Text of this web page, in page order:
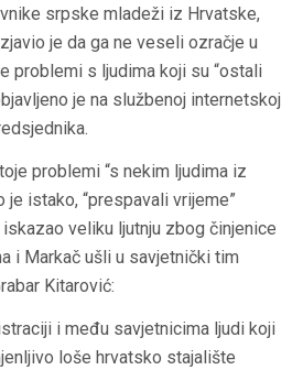
srpske mladeži iz Hrvatske,
je da ga ne veseli ozračje u
problemi s ljudima koji su “ostali
je na službenoj internetskoj
problemi “s nekim ljudima iz
je istako, “prespavali vrijeme”
veliku ljutnju zbog činjenice
i Markač ušli u savjetnički tim
Kitarović:
i među savjetnicima ljudi koji
loše hrvatsko stajalište